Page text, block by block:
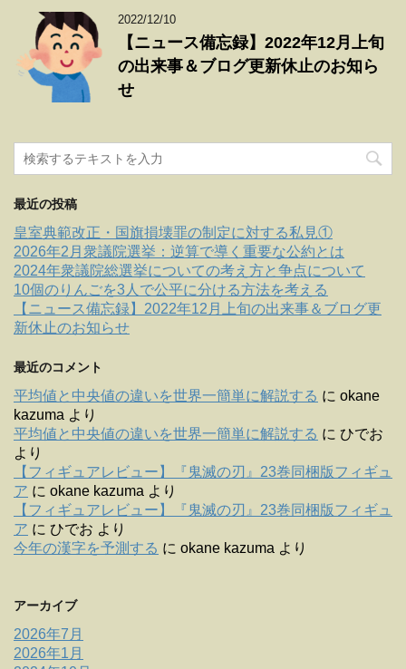
2022/12/10
【ニュース備忘録】2022年12月上旬
の出来事＆ブログ更新休止のお知ら
せ
最近の投稿
皇室典範改正・国旗損壊罪の制定に対する私見①
2026年2月衆議院選挙：逆算で導く重要な公約とは
2024年衆議院総選挙についての考え方と争点について
10個のりんごを3人で公平に分ける方法を考える
【ニュース備忘録】2022年12月上旬の出来事＆ブログ更
新休止のお知らせ
最近のコメント
平均値と中央値の違いを世界一簡単に解説する に okane
kazuma より
平均値と中央値の違いを世界一簡単に解説する に ひでお
より
【フィギュアレビュー】『鬼滅の刃』23巻同梱版フィギュ
ア に okane kazuma より
【フィギュアレビュー】『鬼滅の刃』23巻同梱版フィギュ
ア に ひでお より
今年の漢字を予測する に okane kazuma より
アーカイブ
2026年7月
2026年1月